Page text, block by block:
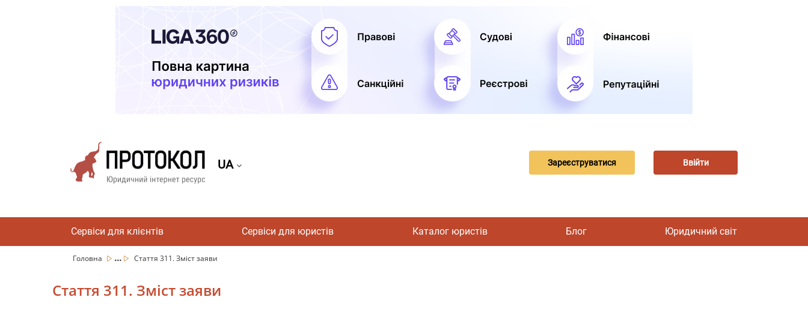
UA Зареєструватися Ввійти
Сервіси для клієнтів Сервіси для юристів Каталог юристів Блог Юридичний світ
Головна ... Стаття 311. Зміст заяви
Стаття 311. Зміст заяви